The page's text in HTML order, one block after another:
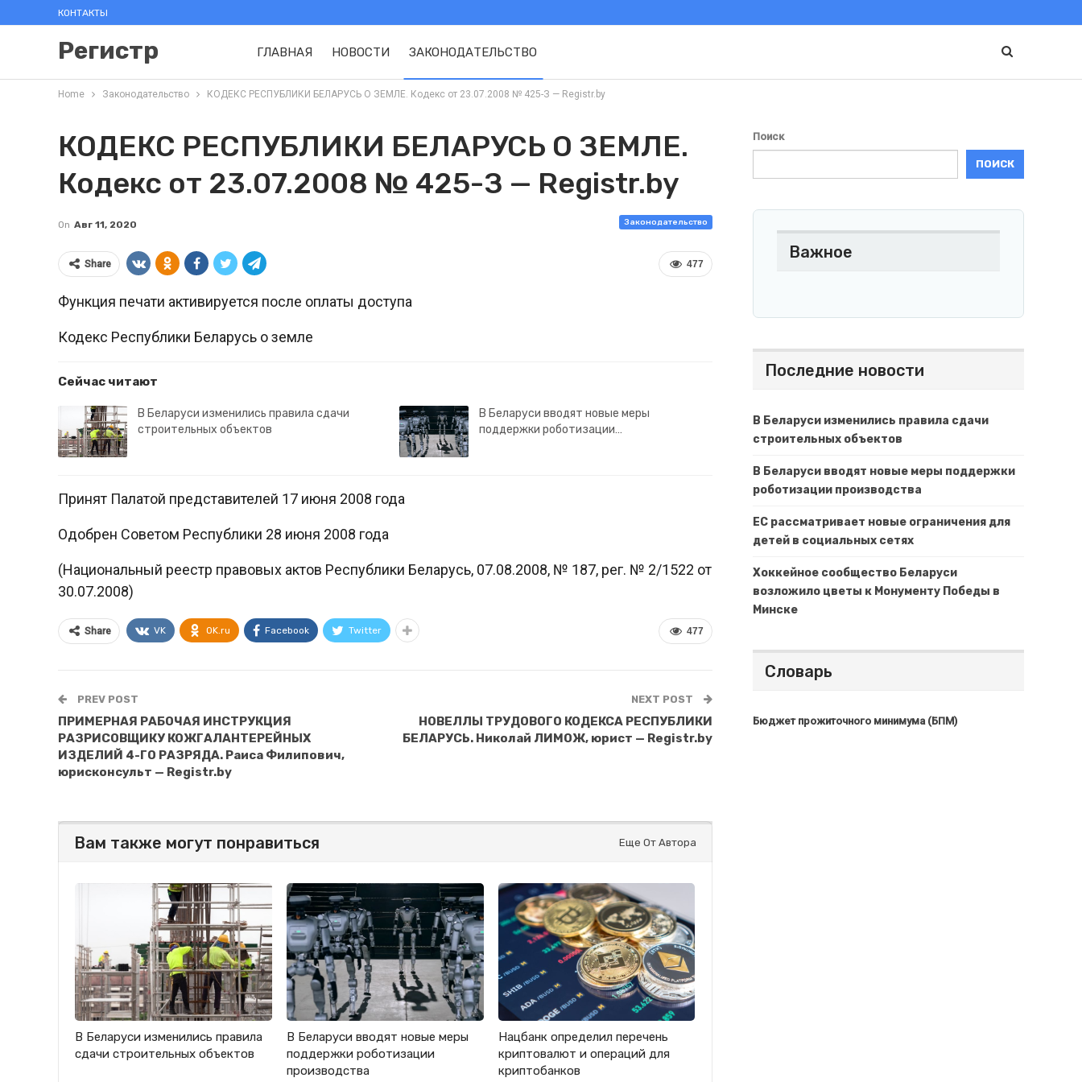
КОНТАКТЫ
Регистр ГЛАВНАЯ НОВОСТИ ЗАКОНОДАТЕЛЬСТВО
Home Законодательство КОДЕКС РЕСПУБЛИКИ БЕЛАРУСЬ О ЗЕМЛЕ. Кодекс от 23.07.2008 № 425-З — Registr.by
КОДЕКС РЕСПУБЛИКИ БЕЛАРУСЬ О ЗЕМЛЕ.
Кодекс от 23.07.2008 № 425-З — Registr.by
Законодательство
On Авг 11, 2020
477
Share
Функция печати активируется после оплаты доступа
Кодекс Республики Беларусь о земле
Сейчас читают
В Беларуси изменились правила сдачи
строительных объектов
В Беларуси вводят новые меры
поддержки роботизации…
Принят Палатой представителей 17 июня 2008 года
Одобрен Советом Республики 28 июня 2008 года
(Национальный реестр правовых актов Республики Беларусь, 07.08.2008, № 187, рег. № 2/1522 от
30.07.2008)
477
Share VK OK.ru Facebook Twitter
PREV POST
ПРИМЕРНАЯ РАБОЧАЯ ИНСТРУКЦИЯ
РАЗРИСОВЩИКУ КОЖГАЛАНТЕРЕЙНЫХ
ИЗДЕЛИЙ 4-ГО РАЗРЯДА. Раиса Филипович,
юрисконсульт — Registr.by
NEXT POST
НОВЕЛЛЫ ТРУДОВОГО КОДЕКСА РЕСПУБЛИКИ
БЕЛАРУСЬ. Николай ЛИМОЖ, юрист — Registr.by
Вам также могут понравиться Еще От Автора
В Беларуси изменились правила
сдачи строительных объектов
В Беларуси вводят новые меры
поддержки роботизации
производства
Нацбанк определил перечень
криптовалют и операций для
криптобанков
Поиск
ПОИСК
Важное
Последние новости
В Беларуси изменились правила сдачи
строительных объектов
В Беларуси вводят новые меры поддержки
роботизации производства
ЕС рассматривает новые ограничения для
детей в социальных сетях
Хоккейное сообщество Беларуси
возложило цветы к Монументу Победы в
Минске
Словарь
Бюджет прожиточного минимума (БПМ)